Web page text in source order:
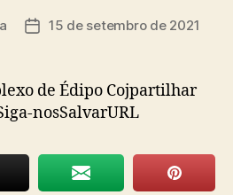
Data15 de setembro de 2021
de Édipo Cojpartilhar
nosSalvarURL